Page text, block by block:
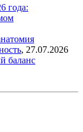
года:
, 27.07.2026
баланс